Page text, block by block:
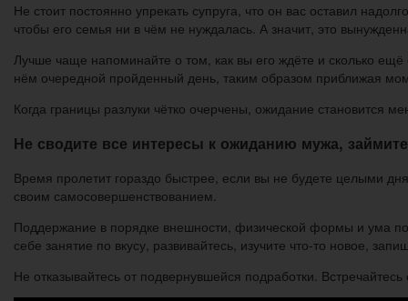
Не стоит постоянно упрекать супруга, что он вас оставил
чтобы его семья ни в чём не нуждалась. А значит, это
Лучше чаще напоминайте о том, как вы его ждёте и сколько
нём очередной пройденный день, таким образом приближая
Когда границы разлуки чётко очерчены, ожидание становится
Не сводите все интересы к ожиданию мужа,
Время пролетит гораздо быстрее, если вы не будете целыми
своим самосовершенствованием.
Поддержание в порядке внешности, физической формы и ума
себе занятие по вкусу, развивайтесь, изучите что-то новое,
Не отказывайтесь от подвернувшейся подработки.